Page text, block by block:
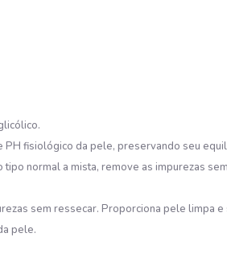
fisiológico da pele, preservando seu
normal a mista, remove as impurezas
sem ressecar. Proporciona pele limpa
pele.